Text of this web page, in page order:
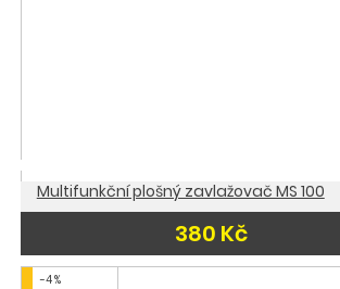
Multifunkční plošný zavlažovač MS 100
380 Kč
-4 %